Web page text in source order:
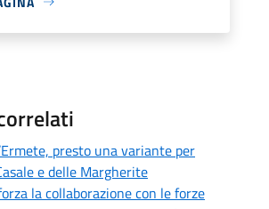
presto una variante per
e delle Margherite
la collaborazione con le forze